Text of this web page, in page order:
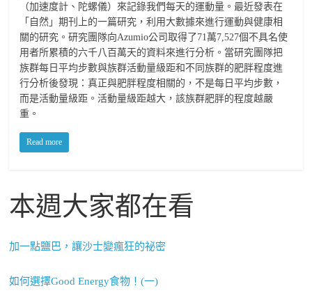
（加速度計、陀螺儀）來記錄我們每天的運動量。最近發表在
「自然」期刊上的一篇研究，利用大數據來進行運動與健康相
關的研究。研究團隊向Azumio公司取得了71萬7,527個不具名使
用者所累積的六千八百萬天的資料來進行分析。當研究團隊把
族群每日平均步數與族群活動量級距和不同族群的肥胖程度進
行分析後發現：真正與肥胖程度相關的，不是每日平均步數，
而是活動量級距。活動量級距越大，該族群肥胖的程度越嚴
重。
Read more
本週大家都在看
加一點鹽巴，讓沙士變瘋狂的祕密
如何選擇Good Energy食物！(一)